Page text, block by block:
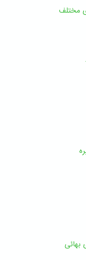
مختلف
بهائی